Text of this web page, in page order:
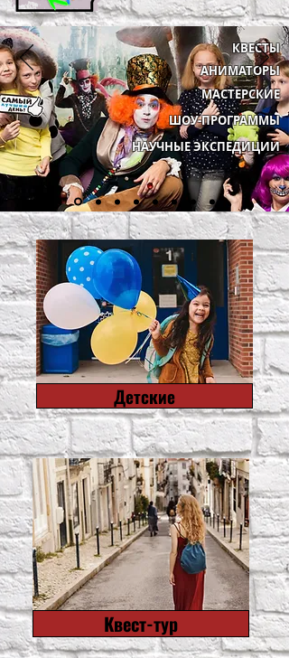
КВЕСТЫ
АНИМАТОРЫ
НАУЧНЫЕ ЭКСПЕДИЦИИ
ШОУ-ПРОГРАММЫ
МАСТЕРСКИЕ
Детские
Квест-тур